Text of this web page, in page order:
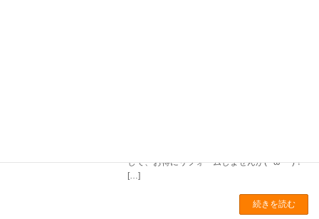
して、お得にリフォームしませんか(*´ω｀*)？
[…]
続きを読む